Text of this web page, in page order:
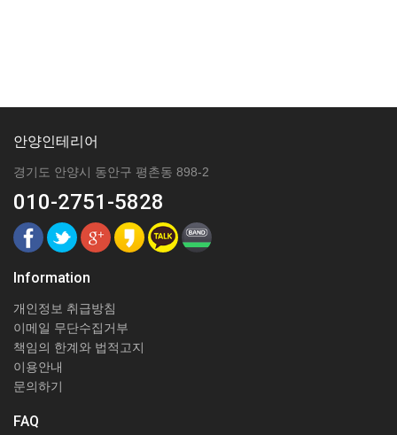
안양인테리어
경기도 안양시 동안구 평촌동 898-2
010-2751-5828
Information
개인정보 취급방침
이메일 무단수집거부
책임의 한계와 법적고지
이용안내
문의하기
FAQ